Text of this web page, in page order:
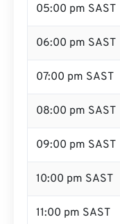
05:00 pm SAST
06:00 pm SAST
07:00 pm SAST
08:00 pm SAST
09:00 pm SAST
10:00 pm SAST
11:00 pm SAST